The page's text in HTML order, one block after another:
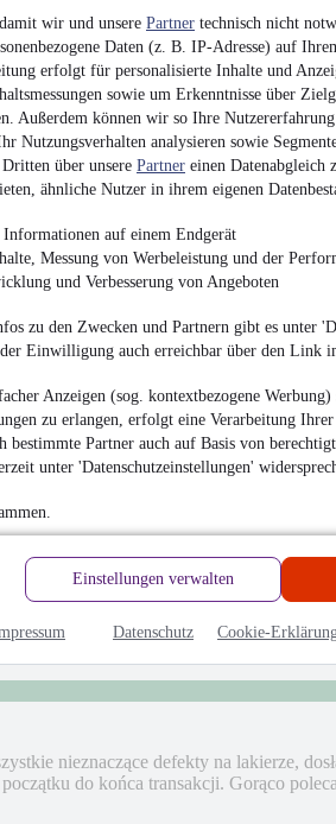
wir und unsere Partner technisch nicht
Daten (z. B. IP-Adresse) auf
erfolgt für personalisierte Inhalte und
sowie um Erkenntnisse über
Außerdem können wir so Ihre
Nutzungsverhalten analysieren sowie
über unsere Partner einen Datenabgleich
ähnliche Nutzer in ihrem eigenen
auf einem Endgerät
Messung von Werbeleistung und der
und Verbesserung von Angeboten
zu den Zwecken und Partnern gibt es unter
Einwilligung auch erreichbar über den Link
Anzeigen (sog. kontextbezogene
zu erlangen, erfolgt eine Verarbeitung Ihrer
bestimmte Partner auch auf Basis von
unter 'Datenschutzeinstellungen'
Einstellungen verwalten
Datenschutz Cookie-
to all his questions. We decided
nieznaczące defekty na lakierze,
do końca transakcji. Gorąco